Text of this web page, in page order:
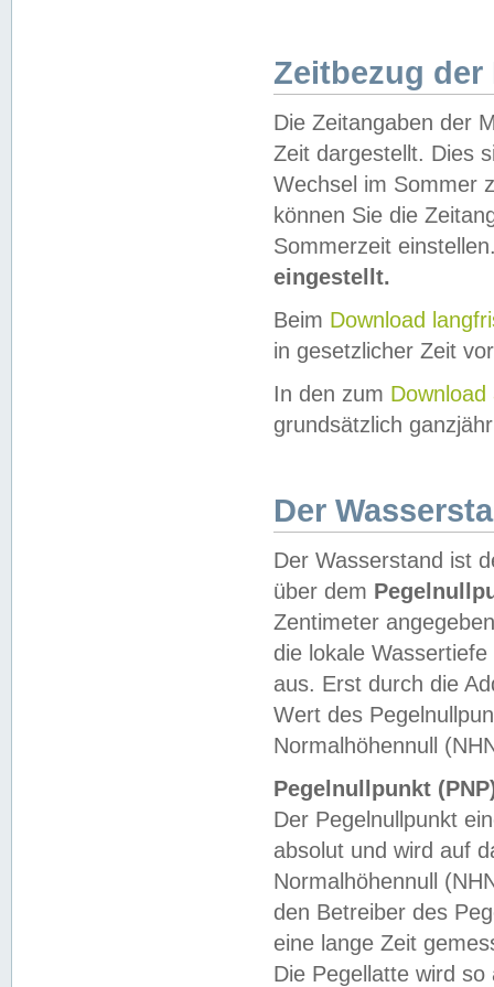
Zeitbezug der
Die Zeitangaben der
Zeit dargestellt. Dies
Wechsel im Sommer
können Sie die
Sommerzeit
eingestellt.
Beim Download
in gesetzlicher Zeit
In den zum Download
grundsätzlich
Der
Der Wasserstand ist
über dem
Zentimeter
die lokale
aus. Erst durch die
Wert des
Normalhöhennull
Pegelnullpunkt
Der Pegelnullpunkt
absolut und wird auf
Normalhöhennull
den Betreiber des
eine lange Zeit
Die Pegellatte wird